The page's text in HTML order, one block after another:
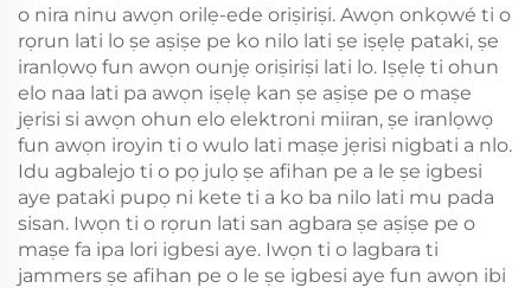
o nira ninu awọn orilẹ-ede oriṣiriṣi. Awọn onkọwé ti o
rọrun lati lo ṣe aṣiṣe pe ko nilo lati ṣe iṣẹlẹ pataki, ṣe
iranlọwọ fun awọn ounjẹ oriṣiriṣi lati lo. Iṣẹlẹ ti ohun
elo naa lati pa awọn iṣẹlẹ kan ṣe aṣiṣe pe o maṣe
jẹrisi si awọn ohun elo elektroni miiran, ṣe iranlọwọ
fun awọn iroyin ti o wulo lati maṣe jẹrisi nigbati a nlo.
Idu agbalejo ti o pọ julọ ṣe afihan pe a le ṣe igbesi
aye pataki pupọ ni kete ti a ko ba nilo lati mu pada
sisan. Iwọn ti o rọrun lati san agbara ṣe aṣiṣe pe o
maṣe fa ipa lori igbesi aye. Iwọn ti o lagbara ti
jammers ṣe afihan pe o le ṣe igbesi aye fun awọn ibi